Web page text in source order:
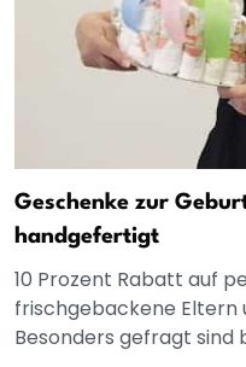
Geschenke zur
handgefertigt
10 Prozent Rabatt auf
frischgebackene Eltern
Besonders gefragt sind